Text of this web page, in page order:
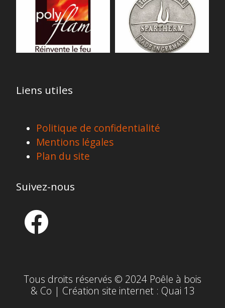
Liens utiles
Politique de confidentialité
Mentions légales
Plan du site
Suivez-nous
Tous droits réservés © 2024 Poêle à bois
& Co | Création site internet : Quai 13